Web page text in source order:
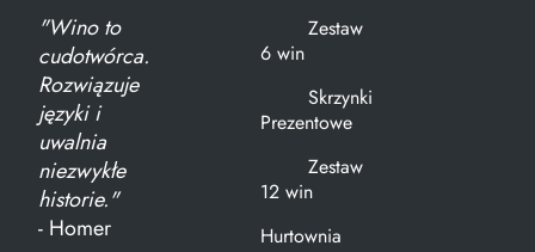
"Wino to
cudotwórca.
Rozwiązuje
języki i
uwalnia
niezwykłe
historie."
- Homer
Zestaw
6 win
Skrzynki
Prezentowe
Zestaw
12 win
Hurtownia